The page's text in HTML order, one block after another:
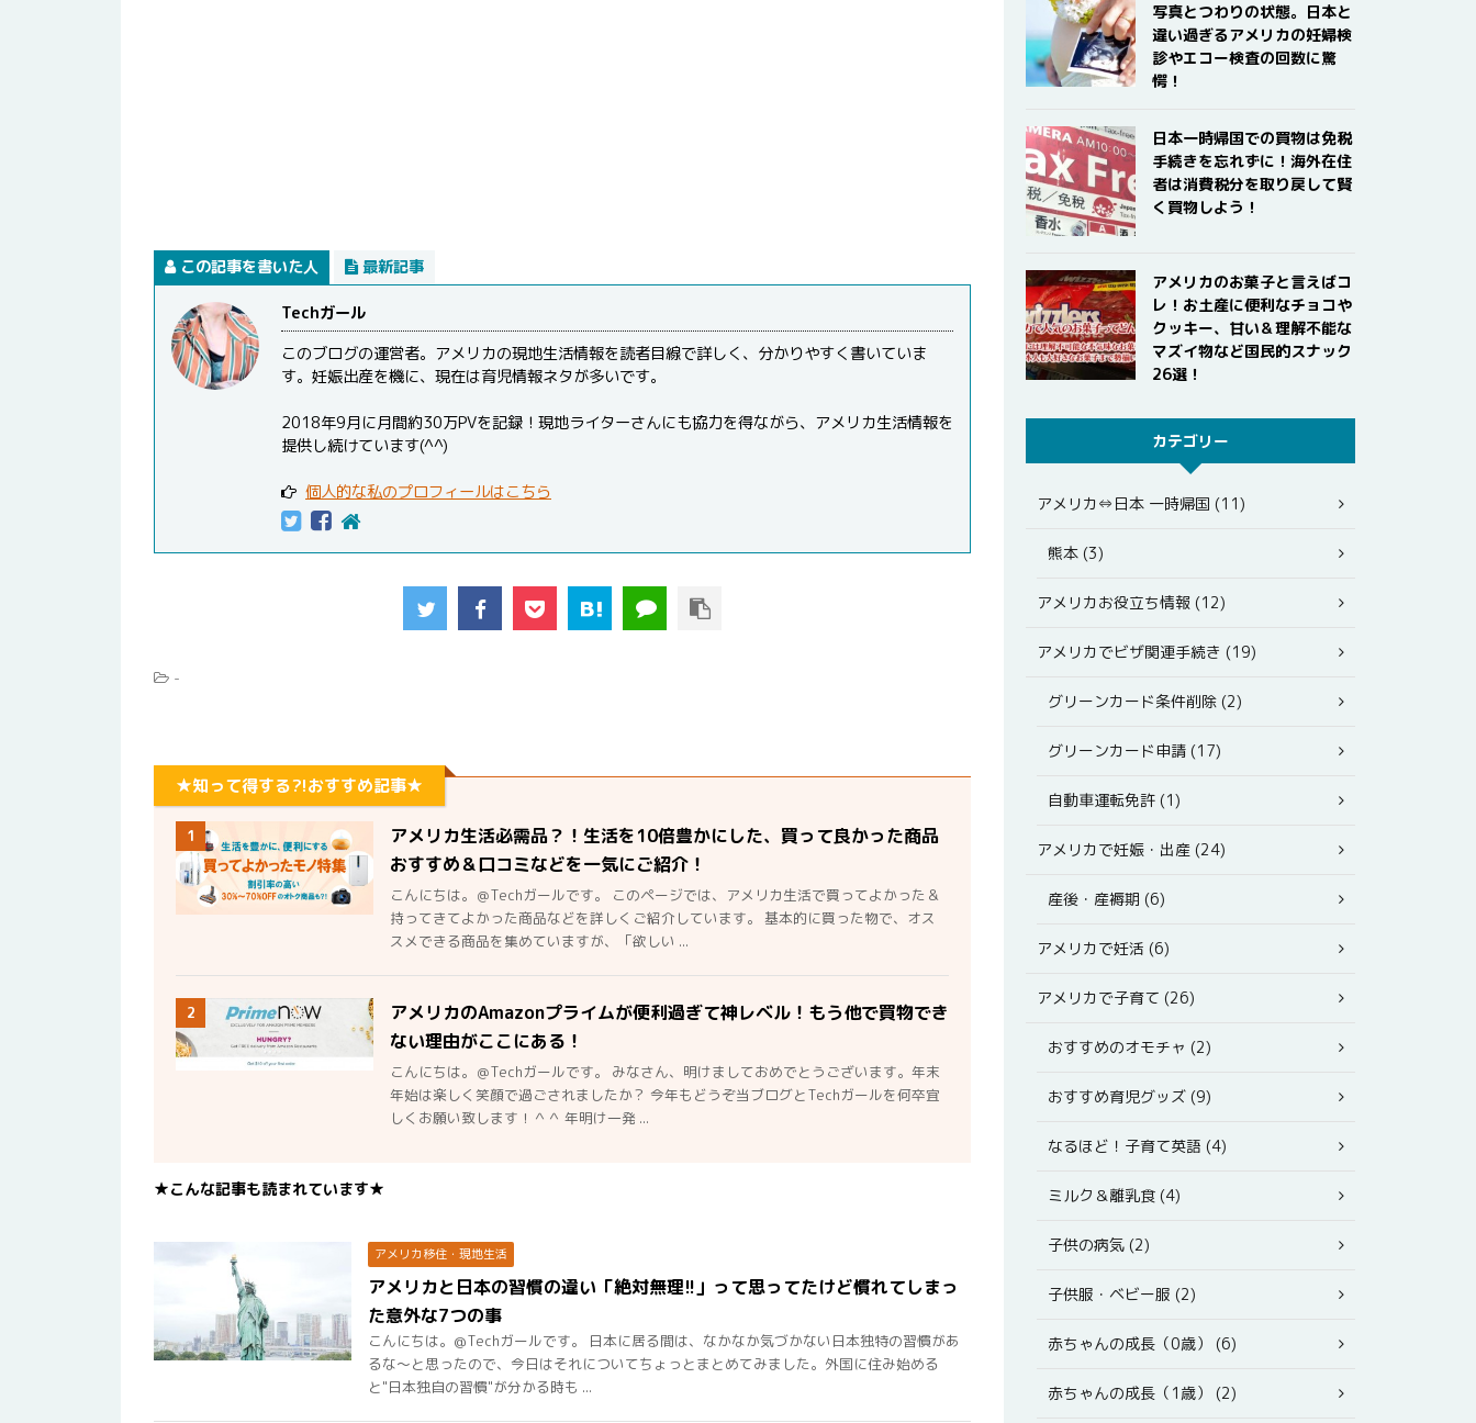
この記事を書いた人 最新記事
Techガール
このブログの運営者。アメリカの現地生活情報を読者目線で詳しく、分かりやすく書いていま
す。妊娠出産を機に、現在は育児情報ネタが多いです。
2018年9月に月間約30万PVを記録！現地ライターさんにも協力を得ながら、アメリカ生活情報を
提供し続けています(^^)
個人的な私のプロフィールはこちら
-
★知って得する?!おすすめ記事★
1
アメリカ生活必需品？！生活を10倍豊かにした、買って良かった商品
おすすめ＆口コミなどを一気にご紹介！
こんにちは。＠Techガールです。 このページでは、アメリカ生活で買ってよかった＆
持ってきてよかった商品などを詳しくご紹介しています。 基本的に買った物で、オス
スメできる商品を集めていますが、「欲しい ...
2
アメリカのAmazonプライムが便利過ぎて神レベル！もう他で買物でき
ない理由がここにある！
こんにちは。＠Techガールです。 みなさん、明けましておめでとうございます。年末
年始は楽しく笑顔で過ごされましたか？ 今年もどうぞ当ブログとTechガールを何卒宜
しくお願い致します！＾＾ 年明け一発 ...
★こんな記事も読まれています★
アメリカ移住・現地生活
アメリカと日本の習慣の違い「絶対無理!!」って思ってたけど慣れてしまっ
た意外な7つの事
こんにちは。@Techガールです。 日本に居る間は、なかなか気づかない日本独特の習慣があ
るな〜と思ったので、今日はそれについてちょっとまとめてみました。外国に住み始める
と"日本独自の習慣"が分かる時も ...
写真とつわりの状態。日本と
違い過ぎるアメリカの妊婦検
診やエコー検査の回数に驚
愕！
日本一時帰国での買物は免税
手続きを忘れずに！海外在住
者は消費税分を取り戻して賢
く買物しよう！
アメリカのお菓子と言えばコ
レ！お土産に便利なチョコや
クッキー、甘い＆理解不能な
マズイ物など国民的スナック
26選！
カテゴリー
アメリカ⇔日本 一時帰国 (11)
熊本 (3)
アメリカお役立ち情報 (12)
アメリカでビザ関連手続き (19)
グリーンカード条件削除 (2)
グリーンカード申請 (17)
自動車運転免許 (1)
アメリカで妊娠・出産 (24)
産後・産褥期 (6)
アメリカで妊活 (6)
アメリカで子育て (26)
おすすめのオモチャ (2)
おすすめ育児グッズ (9)
なるほど！子育て英語 (4)
ミルク＆離乳食 (4)
子供の病気 (2)
子供服・ベビー服 (2)
赤ちゃんの成長（0歳） (6)
赤ちゃんの成長（1歳） (2)